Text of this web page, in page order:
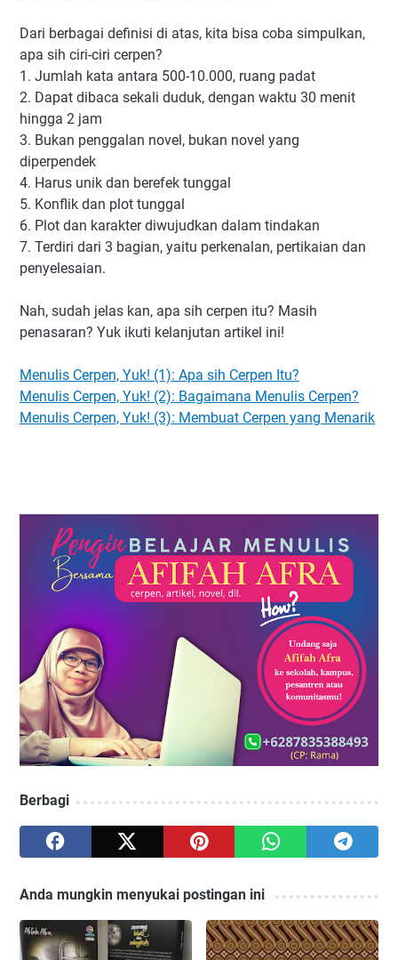
Dari berbagai definisi di atas, kita bisa coba simpulkan,
apa sih ciri-ciri cerpen?
1. Jumlah kata antara 500-10.000, ruang padat
2. Dapat dibaca sekali duduk, dengan waktu 30 menit
hingga 2 jam
3. Bukan penggalan novel, bukan novel yang
diperpendek
4. Harus unik dan berefek tunggal
5. Konflik dan plot tunggal
6. Plot dan karakter diwujudkan dalam tindakan
7. Terdiri dari 3 bagian, yaitu perkenalan, pertikaian dan
penyelesaian.
Nah, sudah jelas kan, apa sih cerpen itu? Masih
penasaran? Yuk ikuti kelanjutan artikel ini!
Menulis Cerpen, Yuk! (1): Apa sih Cerpen Itu?
Menulis Cerpen, Yuk! (2): Bagaimana Menulis Cerpen?
Menulis Cerpen, Yuk! (3): Membuat Cerpen yang Menarik
Berbagi
Anda mungkin menyukai postingan ini